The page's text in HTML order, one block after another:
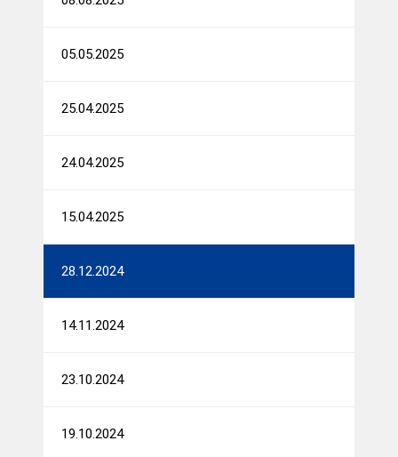
05.05.2025
25.04.2025
24.04.2025
15.04.2025
28.12.2024
14.11.2024
23.10.2024
19.10.2024